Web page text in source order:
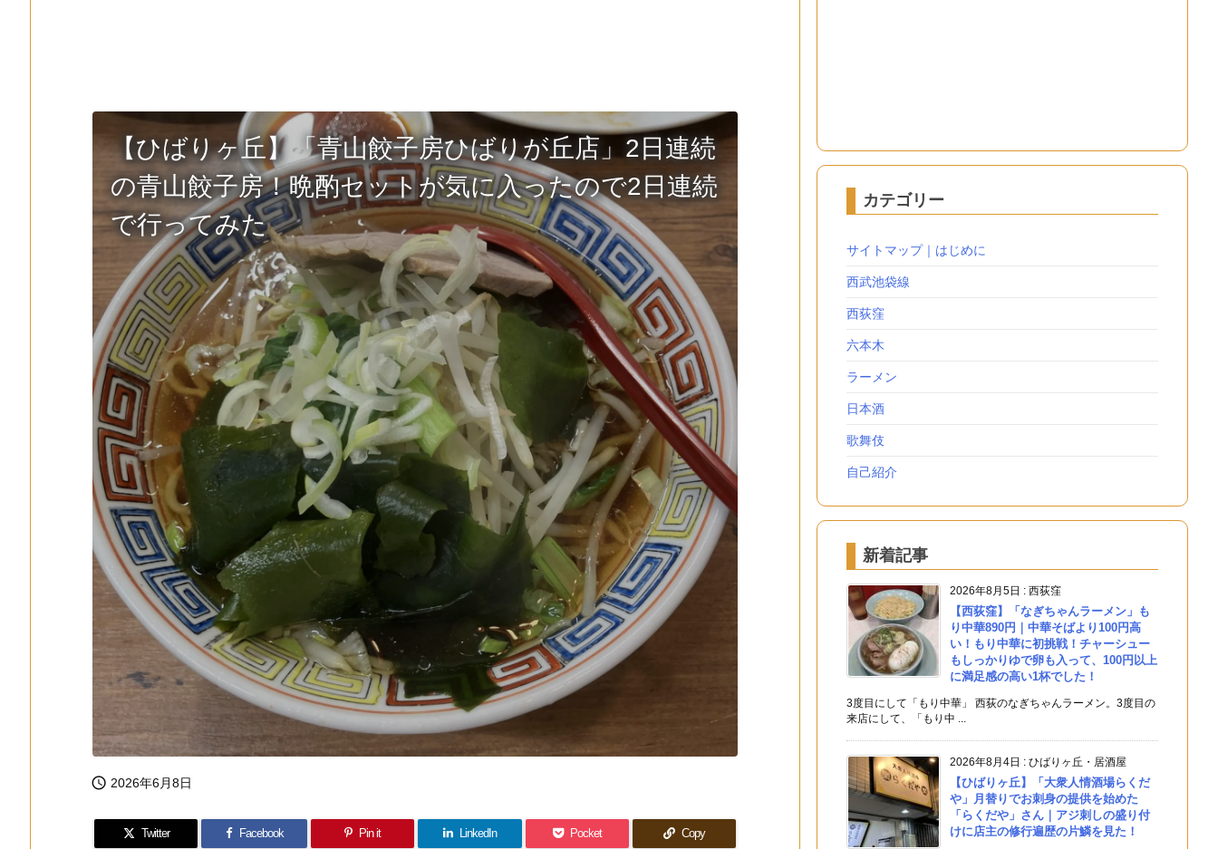
【ひばりヶ丘】「青山餃子房ひばりが丘店」2日連続
の青山餃子房！晩酌セットが気に入ったので2日連続
で行ってみた
 2026年6月8日
Twitter Facebook Pin it LinkedIn Pocket Copy
カテゴリー
サイトマップ｜はじめに
西武池袋線
西荻窪
六本木
ラーメン
日本酒
歌舞伎
自己紹介
新着記事
2026年8月5日 : 西荻窪
【西荻窪】「なぎちゃんラーメン」も
り中華890円｜中華そばより100円高
い！もり中華に初挑戦！チャーシュー
もしっかりゆで卵も入って、100円以上
に満足感の高い1杯でした！
3度目にして「もり中華」 西荻のなぎちゃんラーメン。3度目の
来店にして、「もり中 ...
2026年8月4日 : ひばりヶ丘・居酒屋
【ひばりヶ丘】「大衆人情酒場らくだ
や」月替りでお刺身の提供を始めた
「らくだや」さん｜アジ刺しの盛り付
けに店主の修行遍歴の片鱗を見た！